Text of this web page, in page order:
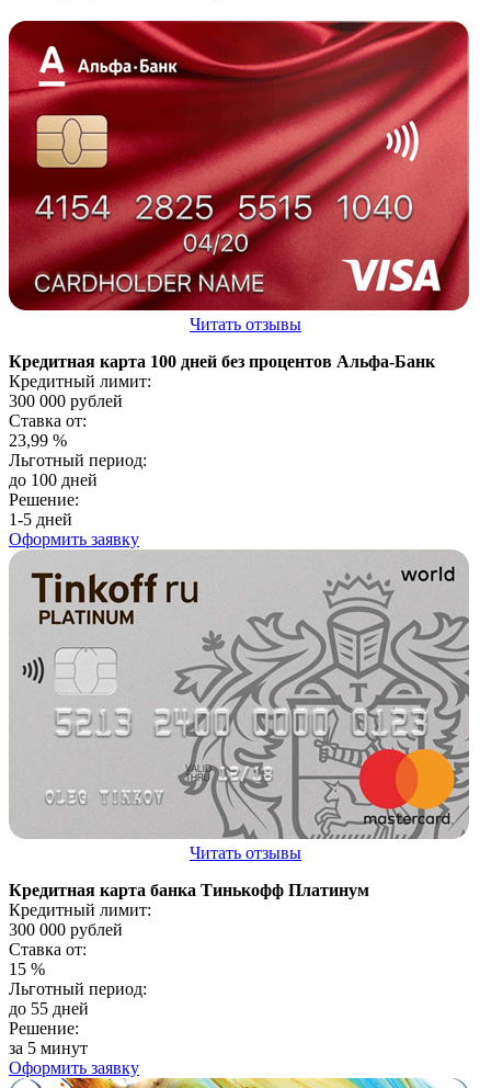
Читать отзывы
Кредитная карта 100 дней без процентов Альфа-Банк
Кредитный лимит:
300 000 рублей
Ставка от:
23,99 %
Льготный период:
до 100 дней
Решение:
1-5 дней
Оформить заявку
Читать отзывы
Кредитная карта банка Тинькофф Платинум
Кредитный лимит:
300 000 рублей
Ставка от:
15 %
Льготный период:
до 55 дней
Решение:
за 5 минут
Оформить заявку